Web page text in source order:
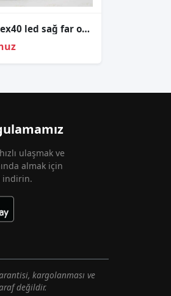
Volvo xc40 ex40 led sağ far orj çıkma 32392325
ulaşmak ve
almak için
indirin.
kargolanması ve
değildir.